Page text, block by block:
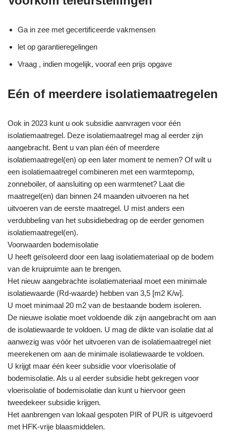
Ga in zee met gecertificeerde vakmensen
let op garantieregelingen
Vraag , indien mogelijk, vooraf een prijs opgave
Eén of meerdere isolatiemaatregelen
Ook in 2023 kunt u ook subsidie aanvragen voor één
isolatiemaatregel. Deze isolatiemaatregel mag al eerder zijn
aangebracht. Bent u van plan één of meerdere
isolatiemaatregel(en) op een later moment te nemen? Of wilt u
een isolatiemaatregel combineren met een warmtepomp,
zonneboiler, of aansluiting op een warmtenet? Laat die
maatregel(en) dan binnen 24 maanden uitvoeren na het
uitvoeren van de eerste maatregel. U mist anders een
verdubbeling van het subsidiebedrag op de eerder genomen
isolatiemaatregel(en).
Voorwaarden bodemisolatie
U heeft geïsoleerd door een laag isolatiemateriaal op de bodem
van de kruipruimte aan te brengen.
Het nieuw aangebrachte isolatiemateriaal moet een minimale
isolatiewaarde (Rd-waarde) hebben van 3,5 [m2 K/w].
U moet minimaal 20 m2 van de bestaande bodem isoleren.
De nieuwe isolatie moet voldoende dik zijn aangebracht om aan
de isolatiewaarde te voldoen. U mag de dikte van isolatie dat al
aanwezig was vóór het uitvoeren van de isolatiemaatregel niet
meerekenen om aan de minimale isolatiewaarde te voldoen.
U krijgt maar één keer subsidie voor vloerisolatie of
bodemisolatie. Als u al eerder subsidie hebt gekregen voor
vloerisolatie of bodemisolatie dan kunt u hiervoor geen
tweedekeer subsidie krijgen.
Het aanbrengen van lokaal gespoten PIR of PUR is uitgevoerd
met HFK-vrije blaasmiddelen.